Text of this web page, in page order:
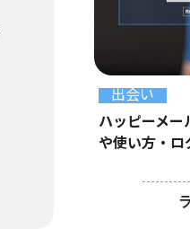
出会い
ハッピーメー
や使い方・ロ